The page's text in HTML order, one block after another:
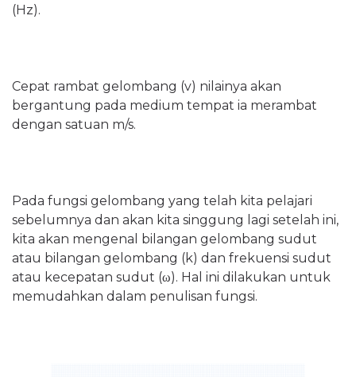
(Hz).
Cepat rambat gelombang (v) nilainya akan
bergantung pada medium tempat ia merambat
dengan satuan m/s.
Pada fungsi gelombang yang telah kita pelajari
sebelumnya dan akan kita singgung lagi setelah ini,
kita akan mengenal bilangan gelombang sudut
atau bilangan gelombang (k) dan frekuensi sudut
atau kecepatan sudut (ω). Hal ini dilakukan untuk
memudahkan dalam penulisan fungsi.